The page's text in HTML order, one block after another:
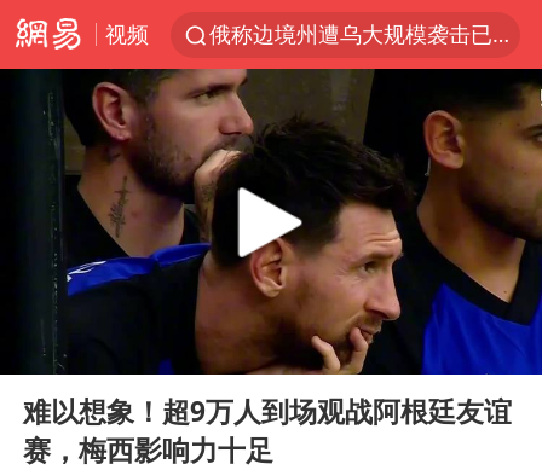
视频
俄称边境州遭乌大规模袭击已致13伤
杭州机场已取消航班388架次
于东来回应胖东来近25年老店年底关闭
中国籍豪华游艇富商之子在泰国被杀
白海豚北上或致京津冀暴雨
美将每月供乌爱国者拦截导弹
国足U17与阿森纳决赛取消 并列冠军
10余省份将出现强风雨 局地特大暴雨
Play
00:35
难以想象！超9万人到场观战阿根廷友谊
赛，梅西影响力十足